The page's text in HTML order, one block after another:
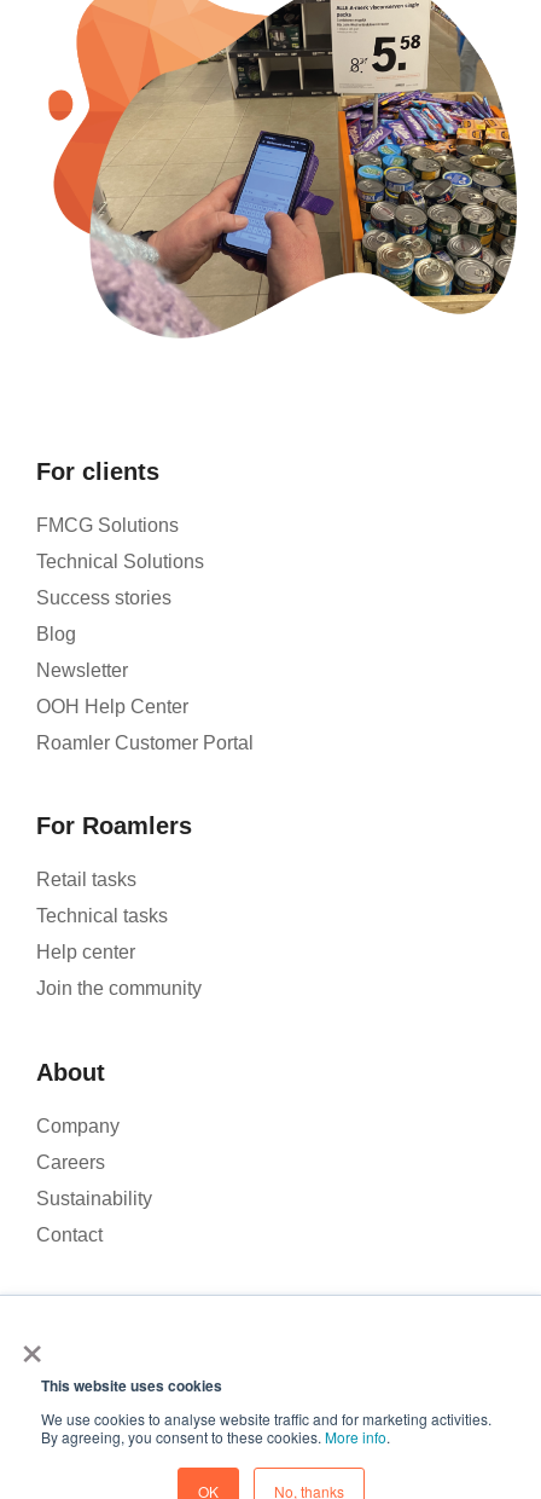
×
This website uses cookies
We use cookies to analyse website traffic and for marketing activities.
By agreeing, you consent to these cookies. More info.
OK No, thanks
Accept
Decline
Cookie preferences
For clients
FMCG Solutions
Technical Solutions
Success stories
Blog
Newsletter
OOH Help Center
Roamler Customer Portal
For Roamlers
Retail tasks
Technical tasks
Help center
Join the community
About
Company
Careers
Sustainability
Contact
© 2026 – Roamler B.V.
policy
ISO 45001 ISO 27001